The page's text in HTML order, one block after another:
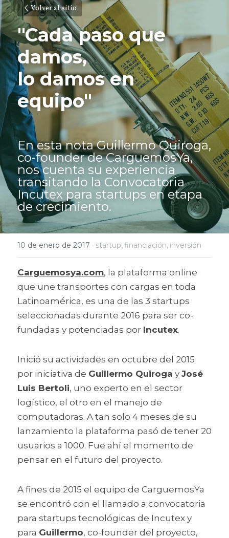
Volver al sitio
"Cada paso que
damos,
lo damos en
equipo"
En esta nota Guillermo Quiroga,
co-founder de CarguemosYa,
nos cuenta su experiencia
transitando la Convocatoria
Incutex para startups en etapa
de crecimiento.
10 de enero de 2017 · startup,financiación, inversión
Carguemosya.com, la plataforma online
que une transportes con cargas en toda
Latinoamérica, es una de las 3 startups
seleccionadas durante 2016 para ser co-
fundadas y potenciadas por Incutex.
Inició su actividades en octubre del 2015
por iniciativa de Guillermo Quiroga y José
Luis Bertoli, uno experto en el sector
logístico, el otro en el manejo de
computadoras. A tan solo 4 meses de su
lanzamiento la plataforma pasó de tener 20
usuarios a 1000. Fue ahí el momento de
pensar en el futuro del proyecto.
A fines de 2015 el equipo de CarguemosYa
se encontró con el llamado a convocatoria
para startups tecnológicas de Incutex y
para Guillermo, co-founder del proyecto,